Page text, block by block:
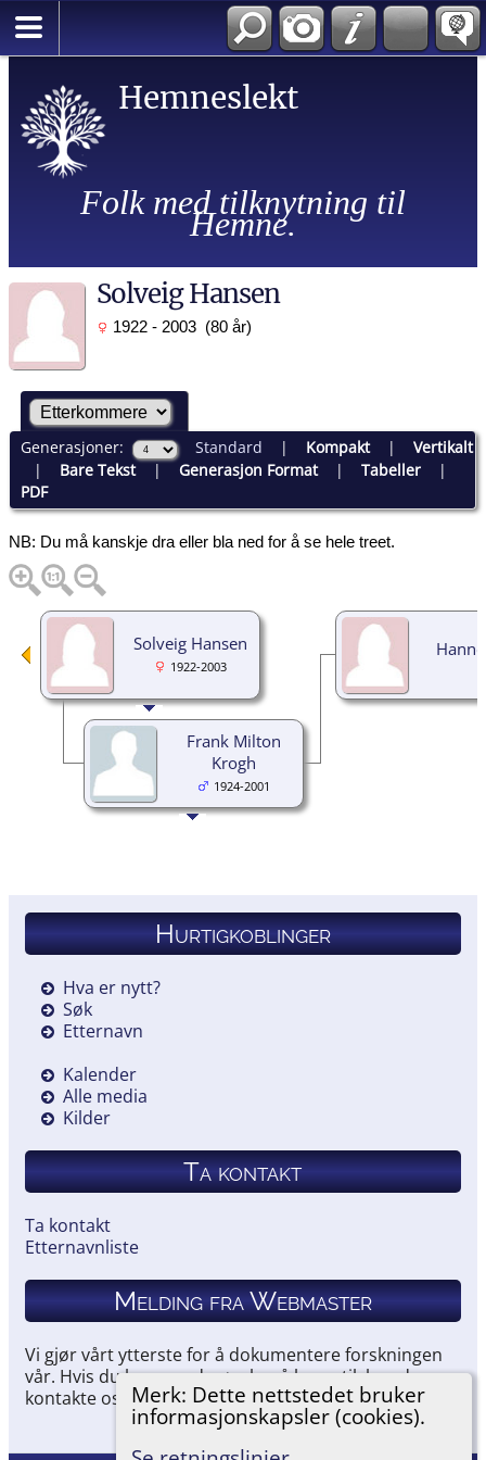
Hemneslekt
Folk med tilknytning til
Hemne.
Merk: Dette nettstedet bruker
informasjonskapsler (cookies).
Solveig Hansen
1922 - 2003 (80 år)
Generasjoner: Standard | Kompakt| Vertikalt
| Bare Tekst| Generasjon Format| Tabeller|
PDF
NB: Du må kanskje dra eller bla ned for å se hele treet.
Solveig Hansen
1922-2003
Frank Milton
Krogh
1924-2001
Hurtigkoblinger
Hva er nytt?
Søk
Etternavn
Kalender
Alle media
Kilder
Ta kontakt
Ta kontakt
Etternavnliste
Melding fra Webmaster
Vi gjør vårt ytterste for å dokumentere forskningen
vår. Hvis du har noe du ønsker å legge til, kan du
kontakte oss.